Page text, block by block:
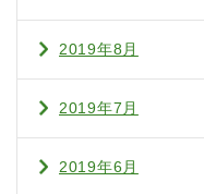
2019年8月
2019年7月
2019年6月